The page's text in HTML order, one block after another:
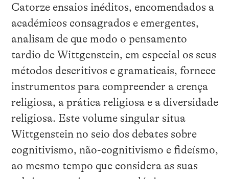
Catorze ensaios inéditos, encomendados a
académicos consagrados e emergentes,
analisam de que modo o pensamento
tardio de Wittgenstein, em especial os seus
métodos descritivos e gramaticais, fornece
instrumentos para compreender a crença
religiosa, a prática religiosa e a diversidade
religiosa. Este volume singular situa
Wittgenstein no seio dos debates sobre
cognitivismo, não-cognitivismo e fideísmo,
ao mesmo tempo que considera as suas